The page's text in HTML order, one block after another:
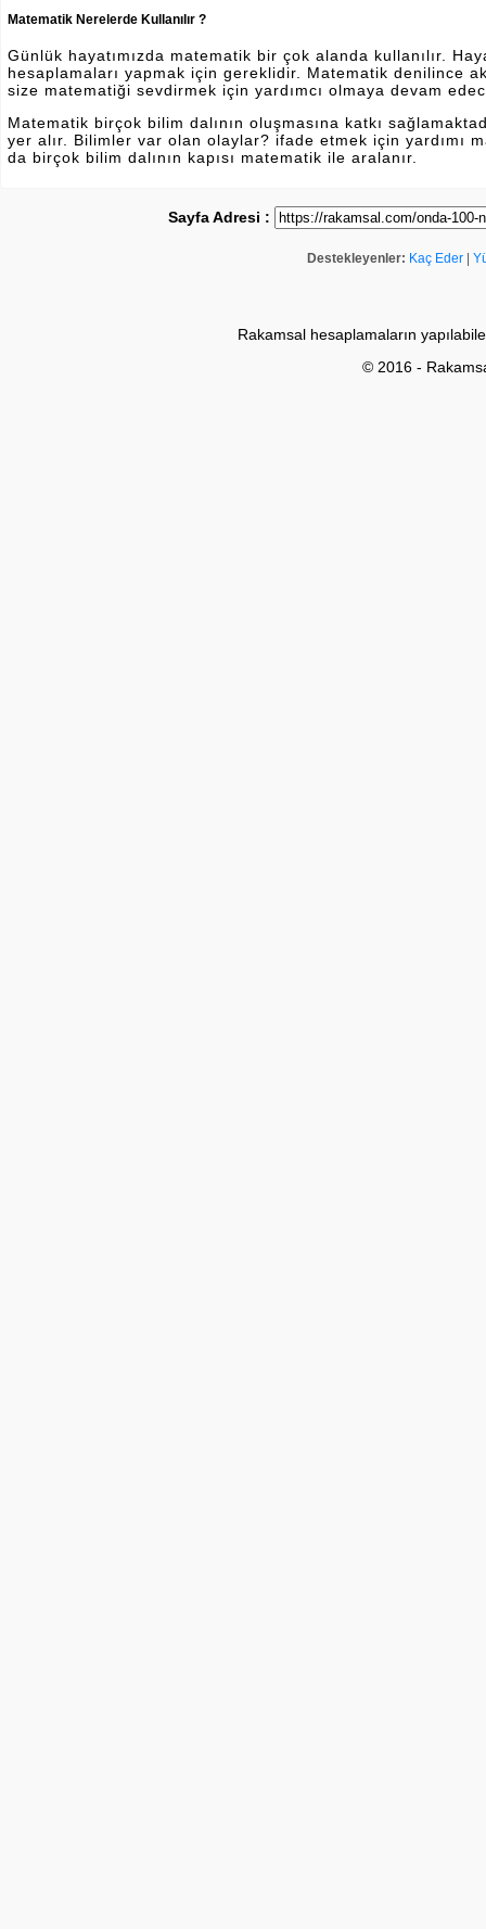
Matematik Nerelerde Kullanılır ?
Günlük hayatımızda matematik bir çok alanda kullanılır.
hesaplamaları yapmak için gereklidir. Matematik denilince
size matematiği sevdirmek için yardımcı olmaya devam
Matematik birçok bilim dalının oluşmasına katkı
yer alır. Bilimler var olan olaylar? ifade etmek için yardımı
da birçok bilim dalının kapısı matematik ile aralanır.
Sayfa Adresi :
Destekleyenler: Kaç Eder
Rakamsal hesaplamaların
© 2016 -